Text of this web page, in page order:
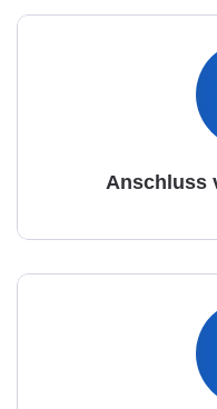
Anschluss